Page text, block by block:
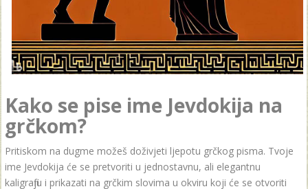
Kako se pise ime Jevdokija na
grčkom?
Pritiskom na dugme možeš doživjeti ljepotu grčkog pisma. Tvoje
ime Jevdokija će se pretvoriti u jednostavnu, ali elegantnu
kaligrafiju i prikazati na grčkim slovima u okviru koji će se otvoriti